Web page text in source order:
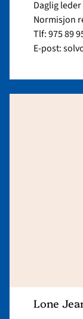
Daglig
Normisjon
Tlf: 975 89
E-post:
Lone